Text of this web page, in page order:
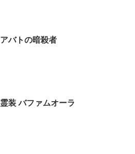
アバトの暗殺者
霊装 バファムオーラ